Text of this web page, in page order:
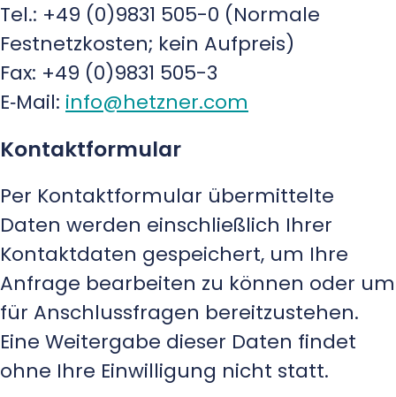
Tel.: +49 (0)9831 505-0 (Normale
Festnetzkosten; kein Aufpreis)
Fax: +49 (0)9831 505-3
E‑Mail: info@hetzner.com
Kontaktformular
Per Kontaktformular übermittelte
Daten werden einschließlich Ihrer
Kontaktdaten gespeichert, um Ihre
Anfrage bearbeiten zu können oder um
für Anschlussfragen bereitzustehen.
Eine Weitergabe dieser Daten findet
ohne Ihre Einwilligung nicht statt.